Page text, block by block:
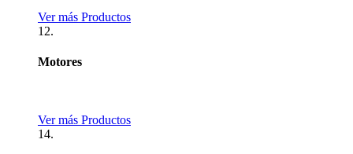
Ver más Productos
12.
Motores
Ver más Productos
14.